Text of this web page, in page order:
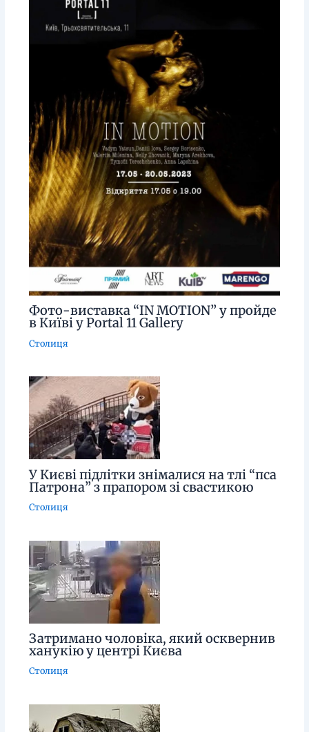
Фото-виставка “IN MOTION” у пройде
в Київі у Portal 11 Gallery
Столиця
У Києві підлітки знімалися на тлі “пса
Патрона” з прапором зі свастикою
Столиця
Затримано чоловіка, який осквернив
ханукію у центрі Києва
Столиця